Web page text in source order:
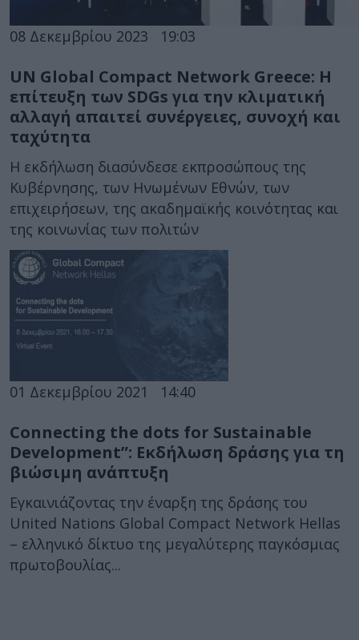
08 Δεκεμβρίου 2023 19:03
UN Global Compact Network Greece: Η
επίτευξη των SDGs για την κλιματική
αλλαγή απαιτεί συνέργειες, συνοχή και
ταχύτητα
Η εκδήλωση διασύνδεσε εκπροσώπους της
Κυβέρνησης, των Ηνωμένων Εθνών, των
επιχειρήσεων, της ακαδημαϊκής κοινότητας και
της κοινωνίας των πολιτών
01 Δεκεμβρίου 2021 14:40
Connecting the dots for Sustainable
Development”: Εκδήλωση δράσης για τη
βιώσιμη ανάπτυξη
Εγκαινιάζοντας την έναρξη της δράσης του
United Nations Global Compact Network Hellas
– ελληνικό δίκτυο της μεγαλύτερης παγκόσμιας
πρωτοβουλίας...